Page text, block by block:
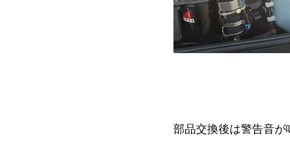
部品交換後は警告音が